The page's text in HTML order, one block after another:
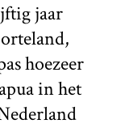
jaar
hoezeer
in het